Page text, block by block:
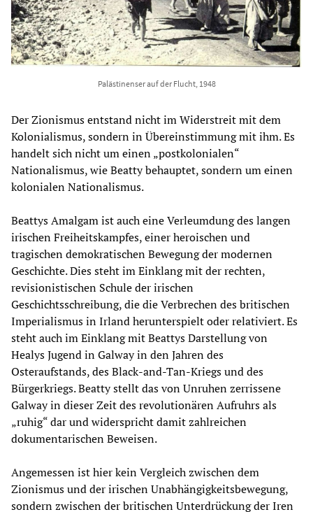
Palästinenser auf der Flucht, 1948
Der Zionismus entstand nicht im Widerstreit mit dem
Kolonialismus, sondern in Übereinstimmung mit ihm. Es
handelt sich nicht um einen „postkolonialen“
Nationalismus, wie Beatty behauptet, sondern um einen
kolonialen Nationalismus.
Beattys Amalgam ist auch eine Verleumdung des langen
irischen Freiheitskampfes, einer heroischen und
tragischen demokratischen Bewegung der modernen
Geschichte. Dies steht im Einklang mit der rechten,
revisionistischen Schule der irischen
Geschichtsschreibung, die die Verbrechen des britischen
Imperialismus in Irland herunterspielt oder relativiert. Es
steht auch im Einklang mit Beattys Darstellung von
Healys Jugend in Galway in den Jahren des
Osteraufstands, des Black-and-Tan-Kriegs und des
Bürgerkriegs. Beatty stellt das von Unruhen zerrissene
Galway in dieser Zeit des revolutionären Aufruhrs als
„ruhig“ dar und widerspricht damit zahlreichen
dokumentarischen Beweisen.
Angemessen ist hier kein Vergleich zwischen dem
Zionismus und der irischen Unabhängigkeitsbewegung,
sondern zwischen der britischen Unterdrückung der Iren